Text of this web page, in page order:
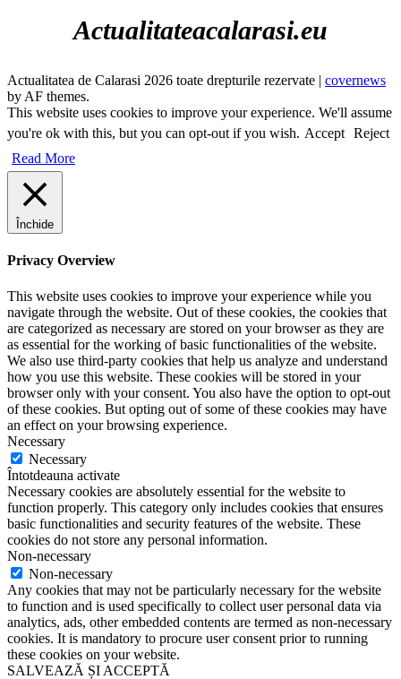
Actualitateacalarasi.eu
Actualitatea de Calarasi 2026 toate drepturile rezervate | covernews
by AF themes.
This website uses cookies to improve your experience. We'll assume
you're ok with this, but you can opt-out if you wish. Accept Reject
Read More
Închide
Privacy Overview
This website uses cookies to improve your experience while you
navigate through the website. Out of these cookies, the cookies that
are categorized as necessary are stored on your browser as they are
as essential for the working of basic functionalities of the website.
We also use third-party cookies that help us analyze and understand
how you use this website. These cookies will be stored in your
browser only with your consent. You also have the option to opt-out
of these cookies. But opting out of some of these cookies may have
an effect on your browsing experience.
Necessary
Necessary
Întotdeauna activate
Necessary cookies are absolutely essential for the website to
function properly. This category only includes cookies that ensures
basic functionalities and security features of the website. These
cookies do not store any personal information.
Non-necessary
Non-necessary
Any cookies that may not be particularly necessary for the website
to function and is used specifically to collect user personal data via
analytics, ads, other embedded contents are termed as non-necessary
cookies. It is mandatory to procure user consent prior to running
these cookies on your website.
SALVEAZĂ ȘI ACCEPTĂ